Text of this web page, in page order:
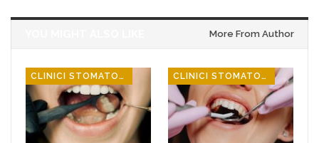
More From Author
CLINICI STOMATOLOGICE CLINICI STOMATOLOGICE